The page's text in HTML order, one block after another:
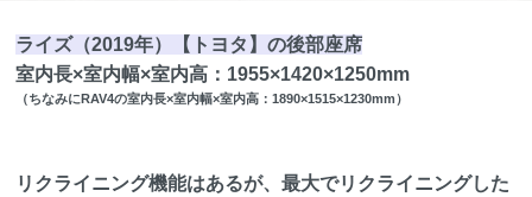
ライズ（2019年）【トヨタ】の後部座席
室内長×室内幅×室内高：1955×1420×1250mm
（ちなみにRAV4の室内長×室内幅×室内高：1890×1515×1230mm）
リクライニング機能はあるが、最大でリクライニングした